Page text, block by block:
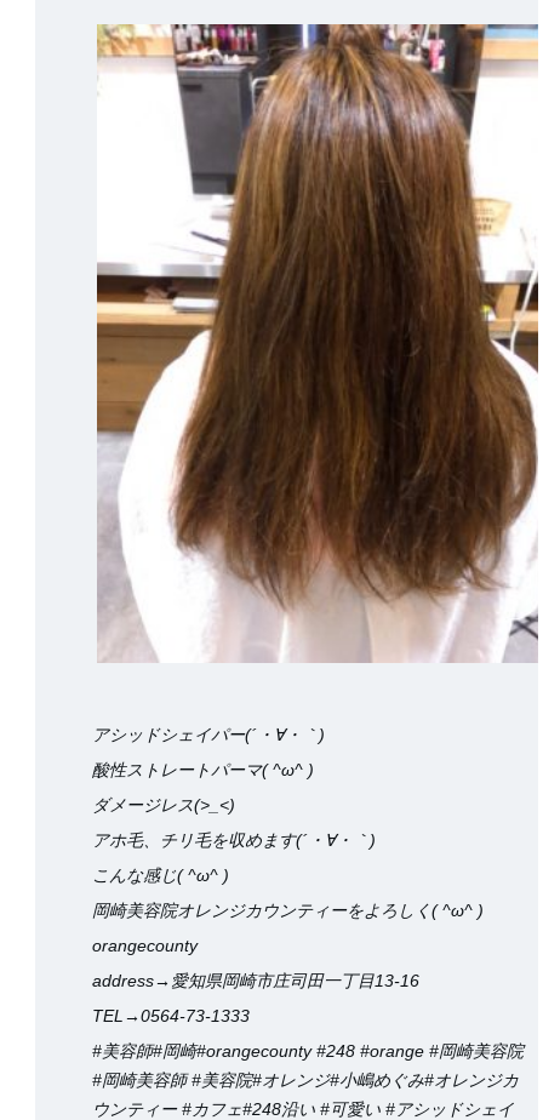
アシッドシェイパー(´・∀・｀)
酸性ストレートパーマ( ^ω^ )
ダメージレス(>_<)
アホ毛、チリ毛を収めます(´・∀・｀)
こんな感じ( ^ω^ )
岡崎美容院オレンジカウンティーをよろしく( ^ω^ )
orangecounty
address→愛知県岡崎市庄司田一丁目13-16
TEL→0564-73-1333
#美容師#岡崎#orangecounty #248 #orange #岡崎美容院
#岡崎美容師 #美容院#オレンジ#小嶋めぐみ#オレンジカ
ウンティー #カフェ#248沿い #可愛い #アシッドシェイ